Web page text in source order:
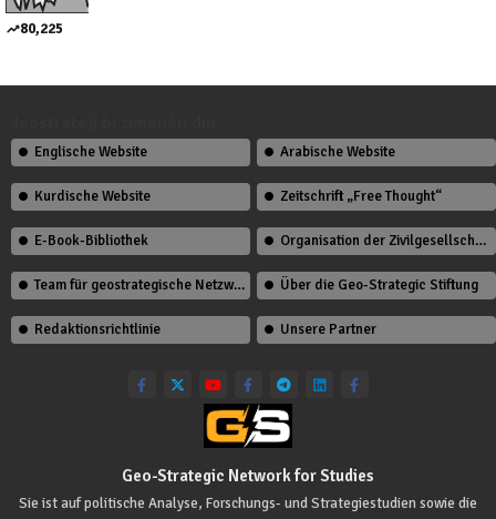
80,225
Englische Website Arabische Website
Kurdische Website Zeitschrift „Free Thought“
E-Book-Bibliothek Organisation der Zivilgesellschaft
Team für geostrategische Netzwerkstudien Über die Geo-Strategic Stiftung
Redaktionsrichtlinie Unsere Partner
Geo-Strategic Network for Studies
Sie ist auf politische Analyse, Forschungs- und Strategiestudien sowie die